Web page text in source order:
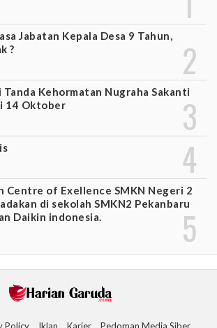
Jabatan Kepala Desa 9 Tahun,
?
Kehormatan Nugraha Sakanti
14 Oktober
Centre of Exellence SMKN Negeri 2
di sekolah SMKN2 Pekanbaru
Daikin indonesia.